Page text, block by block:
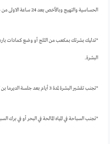
الحساسية والتهيج وبالأخص بعد 24 ساعة الاولى من جلسة الديرما بن.
*تدليك بشرتك بمكعب من الثلج أو وضع كمادات
البشرة.
*تجنب تقشير البشرة لمدة 3 أيام بعد جلسة الديرما بن لأنه قد يسبب تهيج في البشرة وزيادة احمرارها.
*تجنب السباحة في المياه المالحة في البحر أو في برك